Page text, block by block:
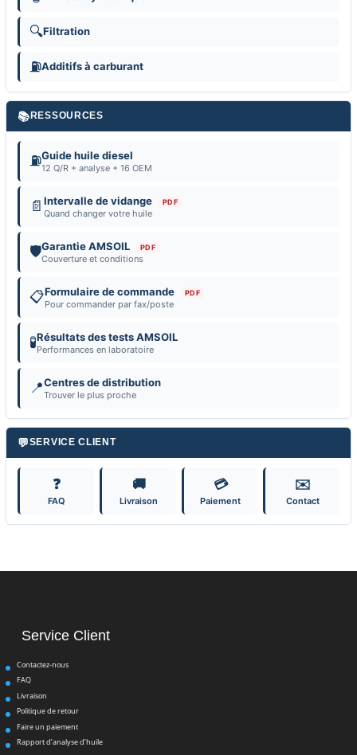
🔍Filtration
⛽Additifs à carburant
📚 RESSOURCES
⛽Guide huile diesel
12 Q/R + analyse + 16 OEM
📄 Intervalle de vidange PDF
Quand changer votre huile
🛡️Garantie AMSOIL PDF
Couverture et conditions
📋Formulaire de commande PDF
Pour commander par fax/poste
🧪Résultats des tests AMSOIL
Performances en laboratoire
📍Centres de distribution
Trouver le plus proche
💬SERVICE CLIENT
❓
FAQ
🚚
Livraison
💳
Paiement
✉️
Contact
Service Client
Contactez-nous
FAQ
Livraison
Politique de retour
Faire un paiement
Rapport d’analyse d’huile